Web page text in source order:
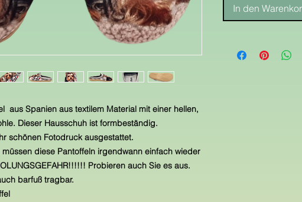
aus Spanien aus textilem Material mit einer hellen,
Dieser Hausschuh ist formbeständig.
schönen Fotodruck ausgestattet.
diese Pantoffeln irgendwann einfach wieder
Probieren auch Sie es aus.
barfuß tragbar.
In den